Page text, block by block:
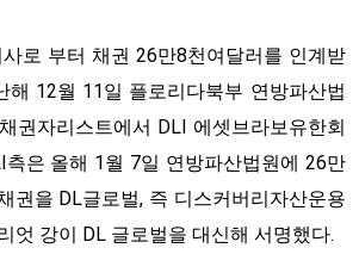
로 부터 채권 26만8천여달러를 인계받
12월 11일 플로리다북부 연방파산법
권자리스트에서 DLI 에셋브라보유한회
은 올해 1월 7일 연방파산법원에 26만
권을 DL글로벌, 즉 디스커버리자산운용
엇 강이 DL 글로벌을 대신해 서명했다.